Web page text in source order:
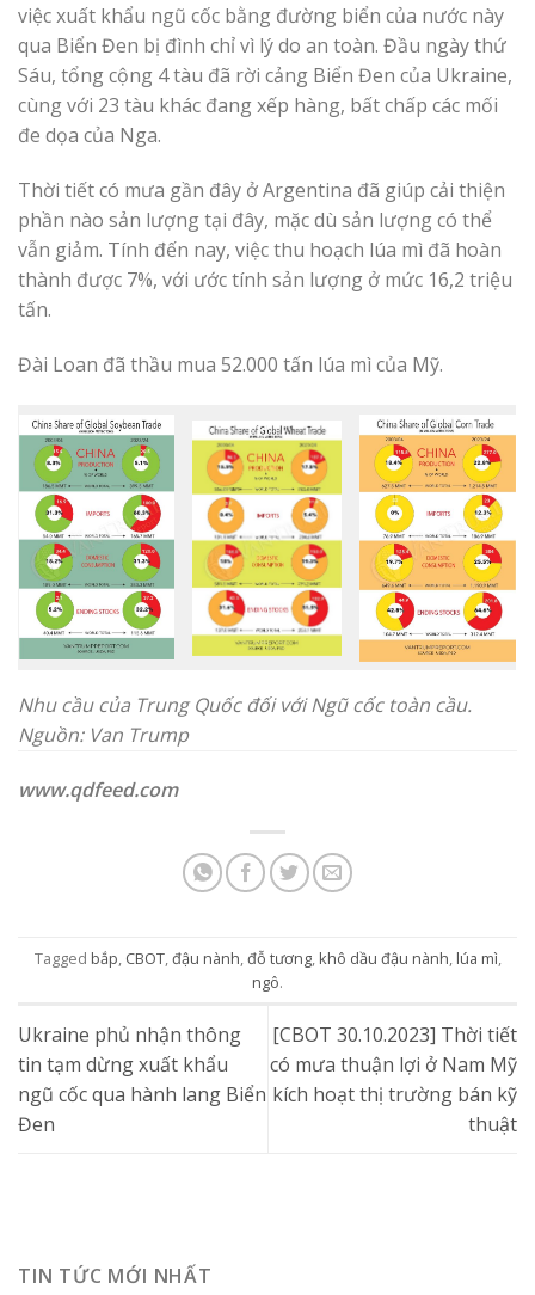
việc xuất khẩu ngũ cốc bằng đường biển của nước này
qua Biển Đen bị đình chỉ vì lý do an toàn. Đầu ngày thứ
Sáu, tổng cộng 4 tàu đã rời cảng Biển Đen của Ukraine,
cùng với 23 tàu khác đang xếp hàng, bất chấp các mối
đe dọa của Nga.
Thời tiết có mưa gần đây ở Argentina đã giúp cải thiện
phần nào sản lượng tại đây, mặc dù sản lượng có thể
vẫn giảm. Tính đến nay, việc thu hoạch lúa mì đã hoàn
thành được 7%, với ước tính sản lượng ở mức 16,2 triệu
tấn.
Đài Loan đã thầu mua 52.000 tấn lúa mì của Mỹ.
Nhu cầu của Trung Quốc đối với Ngũ cốc toàn cầu.
Nguồn: Van Trump
www.qdfeed.com
Tagged bắp, CBOT,đậu nành,đỗ tương, khô dầu đậu nành, lúa mì,
ngô.
Ukraine phủ nhận thông
tin tạm dừng xuất khẩu
ngũ cốc qua hành lang Biển
Đen
[CBOT 30.10.2023] Thời tiết
có mưa thuận lợi ở Nam Mỹ
kích hoạt thị trường bán kỹ
thuật
TIN TỨC MỚI NHẤT